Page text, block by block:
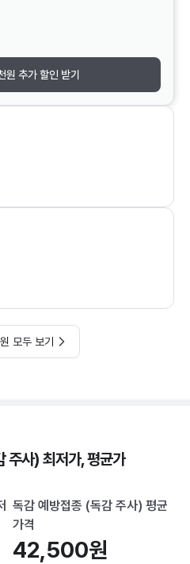
원 추가 할인 받기
모두 보기
주사) 최저가, 평균가
독감 예방접종 (독감 주사) 평균
가격
42,500원